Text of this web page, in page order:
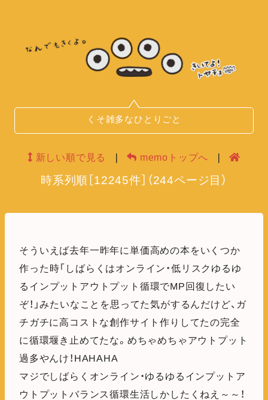
くそ雑多なひとりごと
新しい順で見る memoトップへ
時系列順 12245件］ （244ページ目）
そういえば去年一昨年に単価高めの本をいくつか
作った時「しばらくはオンライン・低リスクゆるゆ
るインプットアウトプット循環でMP回復したい
ぞ！」みたいなことを思ってた気がするんだけど、ガ
チガチに高コストな創作サイト作りしてたの完全
に循環堰き止めてたな。めちゃめちゃアウトプット
過多やんけ！HAHAHA
マジでしばらくオンライン・ゆるゆるインプットア
ウトプットバランス循環生活しかしたくねえ～～！